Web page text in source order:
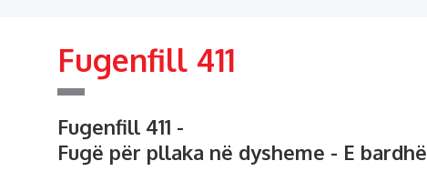
Fugenfill 411
Fugenfill 411 -
Fugë për pllaka në dysheme - E bardhë